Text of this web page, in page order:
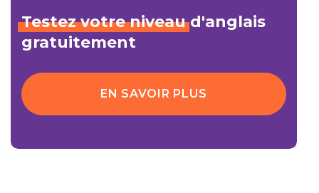
Testez votre niveaud'anglais
gratuitement
EN SAVOIR PLUS